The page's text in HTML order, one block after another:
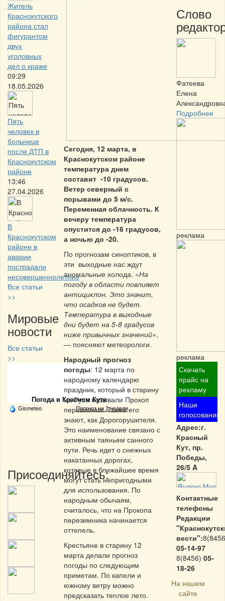
Житель
Краснокутского
района стал
фигурантом
двух
уголовных
дел о краже
09:29
18.05.2026
Пять
человек в
больнице
после ДТП в
Краснокутском
районе
13:46
27.04.2026
В
Краснокутском
районе в
аварии
пострадали
несовершеннолетние
Все статьи
>>
Мировые
новости
Все статьи
>>
Частная реклама
Погода в Красном Куте
Gismeteo Прогноз на 2 недели
Присоединяйтесь:
Сегодня, 12 марта, в
Краснокутском районе
температура днем
составит -10 градусов.
Ветер северный с
порывами до 5 м/с.
Переменная облачность. К
вечеру температура
опустится до -16 градусов,
а ночью до -20.
По прогнозам синоптиков, в
эти выходные нас ждут
аномальные холода. «На
погоду в области повлияет
антициклон. Это значит,
что осадков не будет.
Температура в выходные
дни будет на 5-8 градусов
ниже привычных значений»,
— поясняют метеорологи.
Народный прогноз
погоды: 12 марта по
народному календарю
праздник, который в старину
на Руси называли Прокоп
перезимник. Также его
знают, как Дорогорушителя.
Это наименование связано с
активным таяньем санного
пути. Речь идет о снежных
накатанных дорогах,
которые в ближайшее время
могут стать непригодными
для использования. По
народным обычаям,
считалось, что на Прокопа
перезимника начинается
оттепель.
Крестьяне в старину 12
марта делали прогноз
погоды по следующим
приметам. По капели и
южному ветру можно
предсказать теплое лето.
Слово
Фатеева
Елена
Подробнее
реклама
реклама
Скачать
прайс на
рекламу
Наши
голосования
Адрес:г.
Красный
Кут, пр.
Победы,
26/5 A
Контактные
телефоны
Редакции
вести":
05-14-97
8(8456) 05-
18-26
На нашем
сайте